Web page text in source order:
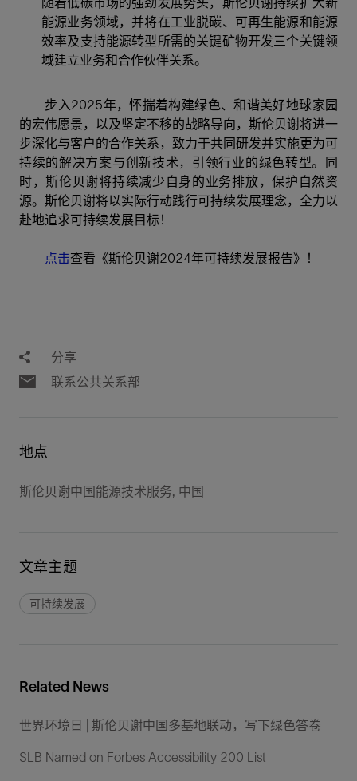
能源业务领域，并将在工业脱碳、可再生能源和能源
效率及支持能源转型所需的关键矿物开发三个关键领
域建立业务和合作伙伴关系。
步入2025年，怀揣着构建绿色、和谐美好地球家园
的宏伟愿景，以及坚定不移的战略导向，斯伦贝谢将进一
步深化与客户的合作关系，致力于共同研发并实施更为可
持续的解决方案与创新技术，引领行业的绿色转型。同
时，斯伦贝谢将持续减少自身的业务排放，保护自然资
源。斯伦贝谢将以实际行动践行可持续发展理念，全力以
赴地追求可持续发展目标！
点击查看《斯伦贝谢2024年可持续发展报告》！
分享
联系公共关系部
地点
斯伦贝谢中国能源技术服务, 中国
文章主题
可持续发展
Related News
世界环境日 | 斯伦贝谢中国多基地联动，写下绿色答卷
SLB Named on Forbes Accessibility 200 List